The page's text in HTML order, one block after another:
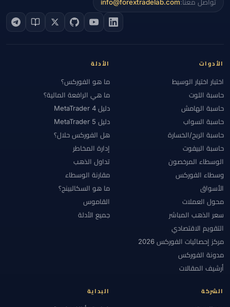
تواصل معنا:info@forextradelab.com
الأدوات
اختبار اختيار الوسيط
حاسبة اللوت
حاسبة الهامش
حاسبة السواب
حاسبة الربح/الخسارة
حاسبة البيفوت
الوسطاء المرخصون
وسطاء الفوركس
الأسواق
محول العملات
سعر الذهب المباشر
التقويم الاقتصادي
مركز إحصائيات الفوركس 2026
مدونة الفوركس
أرشيف المقالات
الأدلة
ما هو الفوركس؟
ما هي الرافعة المالية؟
دليل MetaTrader 4
دليل MetaTrader 5
هل الفوركس حلال؟
إدارة المخاطر
تداول الذهب
مقارنة الوسطاء
ما هو السكالبينج؟
القاموس
جميع الأدلة
الشركة البداية